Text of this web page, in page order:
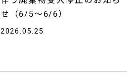
せ（6/5〜6/6）
2026.05.25